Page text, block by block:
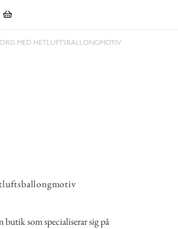
MED HETLUFTSBALLONGMOTIV
som specialiserar sig på